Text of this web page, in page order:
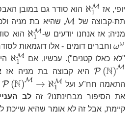
יופי, אז ℵ1
M
הוא סודר גם במובן
תת-קבוצה של M שהיא בת מניה
מניה; אז אנחנו יודעים ש-
ℵ1
M הוא
ωω
וחברים דומים - אלו דוגמאות
"לא כאלו קטנים"). עכשיו, אם
ℵ1
M
P (N)M
היא קבוצה בת מניה אז
התאמה חח"ע ועל
P (N) M → ℵ1
M
את הסיפור מבחינתנו? זהלב
קיימת, אבל זה לא אומר שהיא שייכת
\mathcal{M}